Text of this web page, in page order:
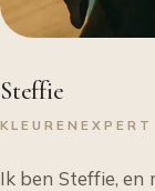
Steffie
KLEURENEXPERT
Ik ben Steffie, en